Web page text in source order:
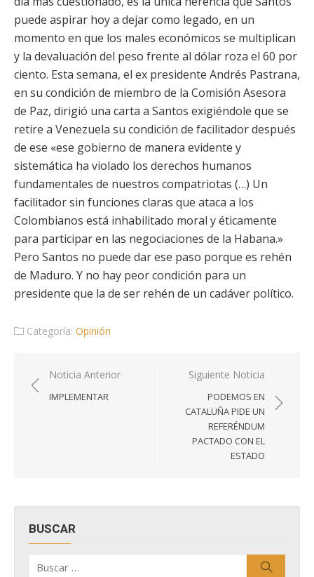
puede aspirar hoy a dejar como legado, en un
momento en que los males económicos se multiplican
y la devaluación del peso frente al dólar roza el 60 por
ciento. Esta semana, el ex presidente Andrés Pastrana,
en su condición de miembro de la Comisión Asesora
de Paz, dirigió una carta a Santos exigiéndole que se
retire a Venezuela su condición de facilitador después
de ese «ese gobierno de manera evidente y
sistemática ha violado los derechos humanos
fundamentales de nuestros compatriotas (…) Un
facilitador sin funciones claras que ataca a los
Colombianos está inhabilitado moral y éticamente
para participar en las negociaciones de la Habana.»
Pero Santos no puede dar ese paso porque es rehén
de Maduro. Y no hay peor condición para un
presidente que la de ser rehén de un cadáver político.
Categoría: Opinión
Navegación
de
Noticia Anterior
IMPLEMENTAR
Siguiente Noticia
PODEMOS EN
CATALUÑA PIDE UN
REFERÉNDUM
PACTADO CON EL
ESTADO
BUSCAR
por: